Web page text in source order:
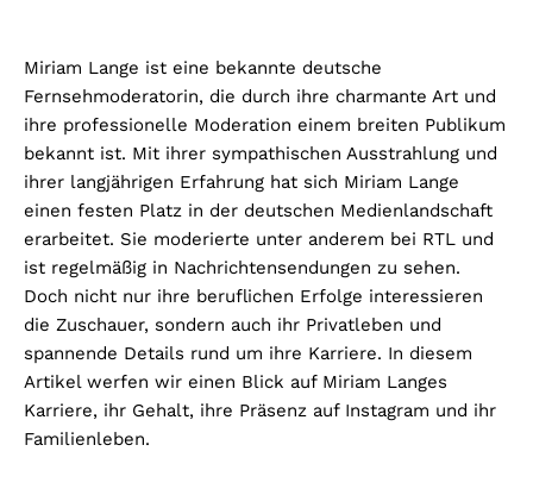
Miriam Lange ist eine bekannte deutsche
Fernsehmoderatorin, die durch ihre charmante Art und
ihre professionelle Moderation einem breiten Publikum
bekannt ist. Mit ihrer sympathischen Ausstrahlung und
ihrer langjährigen Erfahrung hat sich Miriam Lange
einen festen Platz in der deutschen Medienlandschaft
erarbeitet. Sie moderierte unter anderem bei RTL und
ist regelmäßig in Nachrichtensendungen zu sehen.
Doch nicht nur ihre beruflichen Erfolge interessieren
die Zuschauer, sondern auch ihr Privatleben und
spannende Details rund um ihre Karriere. In diesem
Artikel werfen wir einen Blick auf Miriam Langes
Karriere, ihr Gehalt, ihre Präsenz auf Instagram und ihr
Familienleben.